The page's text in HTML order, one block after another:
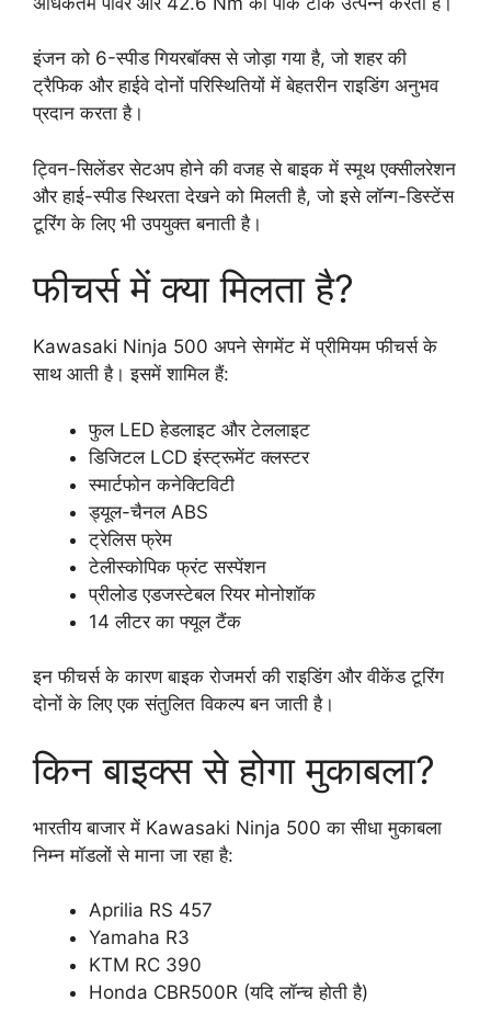
इंजन को 6-स्पीड गियरबॉक्स से जोड़ा गया है, जो शहर की
ट्रैफिक और हाईवे दोनों परिस्थितियों में बेहतरीन राइडिंग अनुभव
प्रदान करता है।
ट्विन-सिलेंडर सेटअप होने की वजह से बाइक में स्मूथ एक्सीलरेशन
और हाई-स्पीड स्थिरता देखने को मिलती है, जो इसे लॉन्ग-डिस्टेंस
टूरिंग के लिए भी उपयुक्त बनाती है।
फीचर्स में क्या मिलता है?
Kawasaki Ninja 500 अपने सेगमेंट में प्रीमियम फीचर्स के
साथ आती है। इसमें शामिल हैं:
फुल LED हेडलाइट और टेललाइट
डिजिटल LCD इंस्ट्रूमेंट क्लस्टर
स्मार्टफोन कनेक्टिविटी
ड्यूल-चैनल ABS
ट्रेलिस फ्रेम
टेलीस्कोपिक फ्रंट सस्पेंशन
प्रीलोड एडजस्टेबल रियर मोनोशॉक
14 लीटर का फ्यूल टैंक
इन फीचर्स के कारण बाइक रोजमर्रा की राइडिंग और वीकेंड टूरिंग
दोनों के लिए एक संतुलित विकल्प बन जाती है।
किन बाइक्स से होगा मुकाबला?
भारतीय बाजार में Kawasaki Ninja 500 का सीधा मुकाबला
निम्न मॉडलों से माना जा रहा है:
Aprilia RS 457
Yamaha R3
KTM RC 390
Honda CBR500R (यदि लॉन्च होती है)